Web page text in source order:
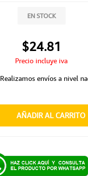
EN STOCK
$24.81
Precio incluye iva
Realizamos envíos a nivel
AÑADIR AL CARRITO